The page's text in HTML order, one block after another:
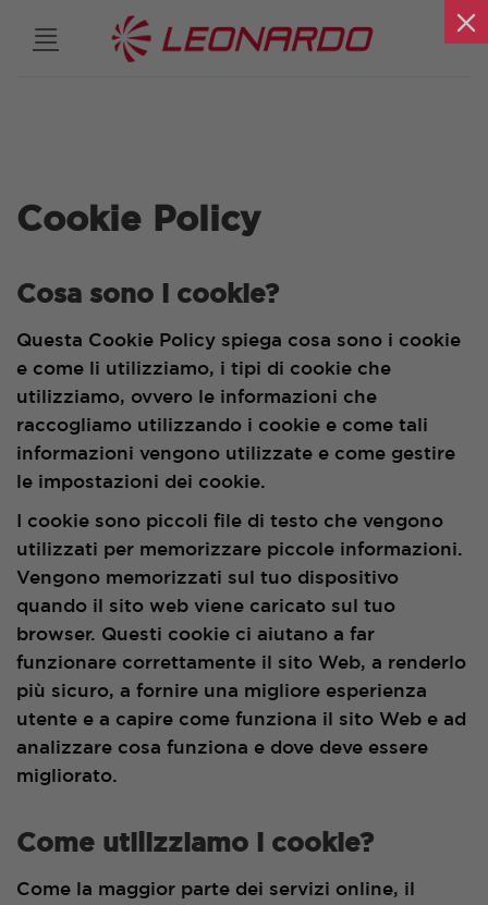
Cookie Policy
Cosa sono i cookie?
Questa Cookie Policy spiega cosa sono i cookie
e come li utilizziamo, i tipi di cookie che
utilizziamo, ovvero le informazioni che
raccogliamo utilizzando i cookie e come tali
informazioni vengono utilizzate e come gestire
le impostazioni dei cookie.
I cookie sono piccoli file di testo che vengono
utilizzati per memorizzare piccole informazioni.
Vengono memorizzati sul tuo dispositivo
quando il sito web viene caricato sul tuo
browser. Questi cookie ci aiutano a far
funzionare correttamente il sito Web, a renderlo
più sicuro, a fornire una migliore esperienza
utente e a capire come funziona il sito Web e ad
analizzare cosa funziona e dove deve essere
migliorato.
Come utilizziamo i cookie?
Come la maggior parte dei servizi online, il